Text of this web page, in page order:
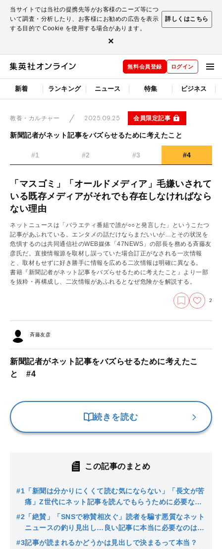
当サイトでは当社の提携先等がお客様のニーズ等につ
いて調査・分析したり、お客様にお勧めの広告を表示
する目的で Cookie を使用する場合があります。
詳しくはこちら
×
無料会員登録 ログイン
新着 ランキング ニュース 特集 ビジネス
教養・カルチャー 2025.09.25 会員限定記事
新聞記者がネット記事をバズらせるために考えたこと
#1 #2 #3 #4
「マスゴミ」「オールドメディア」毛嫌いされて
いる既存メディアがそれでも存在しなければなら
ない理由
ネットニュースは「バラエティ番組で誰が○○と発言した」というこたつ
記事があふれている。エンタメの話だけならまだいいが…とその状況を
危惧するのは共同通信社のWEB媒体「47NEWS」の部長を務める斉藤友
彦氏だ。直接情報源を取材し誤っていた場合訂正がなされる一次情報
と、取材もせずに好き勝手に情報を広める二次情報は明確に異なる。
書籍『新聞記者がネット記事をバズらせるために考えたこと』より一部
を抜粋・再構成し、二次情報があふれるとなぜ危険かを解説する。
2
斉藤友彦
新聞記者がネット記事をバズらせるために考えたこ
と #4
続きを読む
この記事のまとめ
#1 「新聞は分かりにくくて読む気にならない」「長文が苦
痛」Z世代にネット記事を読んでもらうために必要なテ
クニック
#2 「絶賛」「SNSで称賛相次ぐ」読者を騙す悪質なネット
ニュースの釣り見出し…良い記事に本当に必要なのは
「自分事となるストーリー」
#3記事が読まれるかどうかは見出しで決まるって本当？